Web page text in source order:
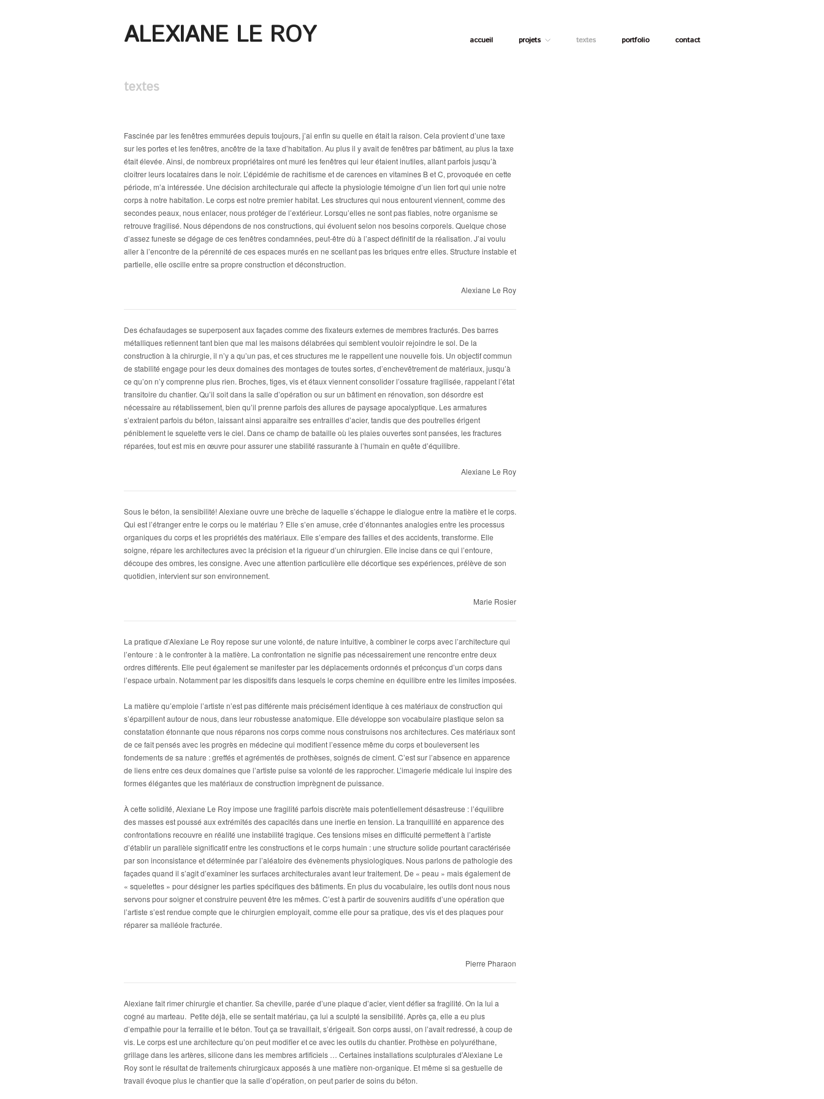
ALEXIANE LE ROY accueil projets textes portfolio contact
textes
Fascinée par les fenêtres emmurées depuis toujours, j’ai enfin su quelle en était la raison. Cela provient d’une taxe
sur les portes et les fenêtres, ancêtre de la taxe d’habitation. Au plus il y avait de fenêtres par bâtiment, au plus la taxe
était élevée. Ainsi, de nombreux propriétaires ont muré les fenêtres qui leur étaient inutiles, allant parfois jusqu’à
cloîtrer leurs locataires dans le noir. L’épidémie de rachitisme et de carences en vitamines B et C, provoquée en cette
période, m’a intéressée. Une décision architecturale qui affecte la physiologie témoigne d’un lien fort qui unie notre
corps à notre habitation. Le corps est notre premier habitat. Les structures qui nous entourent viennent, comme des
secondes peaux, nous enlacer, nous protéger de l’extérieur. Lorsqu’elles ne sont pas fiables, notre organisme se
retrouve fragilisé. Nous dépendons de nos constructions, qui évoluent selon nos besoins corporels. Quelque chose
d’assez funeste se dégage de ces fenêtres condamnées, peut-être dû à l’aspect définitif de la réalisation. J’ai voulu
aller à l’encontre de la pérennité de ces espaces murés en ne scellant pas les briques entre elles. Structure instable et
partielle, elle oscille entre sa propre construction et déconstruction.
Alexiane Le Roy
Des échafaudages se superposent aux façades comme des fixateurs externes de membres fracturés. Des barres
métalliques retiennent tant bien que mal les maisons délabrées qui semblent vouloir rejoindre le sol. De la
construction à la chirurgie, il n’y a qu’un pas, et ces structures me le rappellent une nouvelle fois. Un objectif commun
de stabilité engage pour les deux domaines des montages de toutes sortes, d’enchevêtrement de matériaux, jusqu’à
ce qu’on n’y comprenne plus rien. Broches, tiges, vis et étaux viennent consolider l’ossature fragilisée, rappelant l’état
transitoire du chantier. Qu’il soit dans la salle d’opération ou sur un bâtiment en rénovation, son désordre est
nécessaire au rétablissement, bien qu’il prenne parfois des allures de paysage apocalyptique. Les armatures
s’extraient parfois du béton, laissant ainsi apparaître ses entrailles d’acier, tandis que des poutrelles érigent
péniblement le squelette vers le ciel. Dans ce champ de bataille où les plaies ouvertes sont pansées, les fractures
réparées, tout est mis en œuvre pour assurer une stabilité rassurante à l’humain en quête d’équilibre.
Alexiane Le Roy
Sous le béton, la sensibilité! Alexiane ouvre une brèche de laquelle s’échappe le dialogue entre la matière et le corps.
Qui est l’étranger entre le corps ou le matériau ? Elle s’en amuse, crée d’étonnantes analogies entre les processus
organiques du corps et les propriétés des matériaux. Elle s’empare des failles et des accidents, transforme. Elle
soigne, répare les architectures avec la précision et la rigueur d’un chirurgien. Elle incise dans ce qui l’entoure,
découpe des ombres, les consigne. Avec une attention particulière elle décortique ses expériences, prélève de son
quotidien, intervient sur son environnement.
Marie Rosier
La pratique d’Alexiane Le Roy repose sur une volonté, de nature intuitive, à combiner le corps avec l’architecture qui
l’entoure : à le confronter à la matière. La confrontation ne signifie pas nécessairement une rencontre entre deux
ordres différents. Elle peut également se manifester par les déplacements ordonnés et préconçus d’un corps dans
l’espace urbain. Notamment par les dispositifs dans lesquels le corps chemine en équilibre entre les limites imposées.
La matière qu’emploie l’artiste n’est pas différente mais précisément identique à ces matériaux de construction qui
s’éparpillent autour de nous, dans leur robustesse anatomique. Elle développe son vocabulaire plastique selon sa
constatation étonnante que nous réparons nos corps comme nous construisons nos architectures. Ces matériaux sont
de ce fait pensés avec les progrès en médecine qui modifient l’essence même du corps et bouleversent les
fondements de sa nature : greffés et agrémentés de prothèses, soignés de ciment. C’est sur l’absence en apparence
de liens entre ces deux domaines que l’artiste puise sa volonté de les rapprocher. L’imagerie médicale lui inspire des
formes élégantes que les matériaux de construction imprègnent de puissance.
À cette solidité, Alexiane Le Roy impose une fragilité parfois discrète mais potentiellement désastreuse : l’équilibre
des masses est poussé aux extrémités des capacités dans une inertie en tension. La tranquillité en apparence des
confrontations recouvre en réalité une instabilité tragique. Ces tensions mises en difficulté permettent à l’artiste
d’établir un parallèle significatif entre les constructions et le corps humain : une structure solide pourtant caractérisée
par son inconsistance et déterminée par l’aléatoire des évènements physiologiques. Nous parlons de pathologie des
façades quand il s’agit d’examiner les surfaces architecturales avant leur traitement. De « peau » mais également de
« squelettes » pour désigner les parties spécifiques des bâtiments. En plus du vocabulaire, les outils dont nous nous
servons pour soigner et construire peuvent être les mêmes. C’est à partir de souvenirs auditifs d’une opération que
l’artiste s’est rendue compte que le chirurgien employait, comme elle pour sa pratique, des vis et des plaques pour
réparer sa malléole fracturée.
Pierre Pharaon
Alexiane fait rimer chirurgie et chantier. Sa cheville, parée d’une plaque d’acier, vient défier sa fragilité. On la lui a
cogné au marteau. Petite déjà, elle se sentait matériau, ça lui a sculpté la sensibilité. Après ça, elle a eu plus
d’empathie pour la ferraille et le béton. Tout ça se travaillait, s’érigeait. Son corps aussi, on l’avait redressé, à coup de
vis. Le corps est une architecture qu’on peut modifier et ce avec les outils du chantier. Prothèse en polyuréthane,
grillage dans les artères, silicone dans les membres artificiels … Certaines installations sculpturales d’Alexiane Le
Roy sont le résultat de traitements chirurgicaux apposés à une matière non-organique. Et même si sa gestuelle de
travail évoque plus le chantier que la salle d’opération, on peut parler de soins du béton.